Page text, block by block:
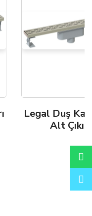
Legal Duş
Alt Çıkış